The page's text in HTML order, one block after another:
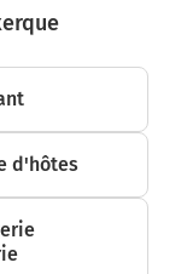
Hugo et
sur la voie et
d'hôtes